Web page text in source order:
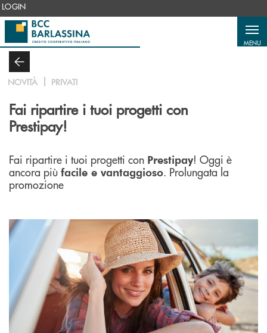
Salta al contenuto principale
LOGIN
MENU
NOVITÀ PRIVATI
Fai ripartire i tuoi progetti con
Prestipay!
Fai ripartire i tuoi progetti con Prestipay! Oggi è
ancora più facile e vantaggioso. Prolungata la
promozione